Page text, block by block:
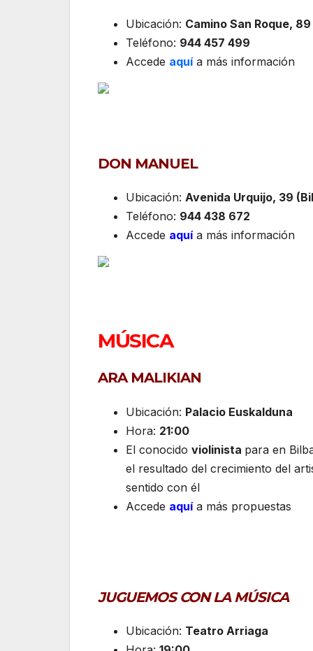
Ubicación: Camino San Roque,
Teléfono: 944 457 499
Accede aquí a más información
DON MANUEL
Ubicación: Avenida Urquijo, 39
Teléfono: 944 438 672
Accede aquí a más información
MÚSICA
ARA MALIKIAN
Ubicación: Palacio Euskalduna
Hora: 21:00
El conocido violinista para en
el resultado del crecimiento del
sentido con él
Accede aquí a más propuestas
JUGUEMOS CON LA MÚSICA
Ubicación: Teatro Arriaga